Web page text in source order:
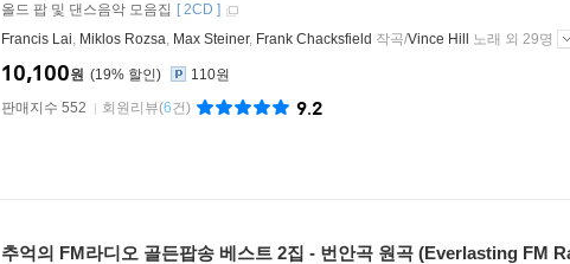
올드 팝 및 댄스음악 모음집 [2CD ]
Francis Lai, Miklos Rozsa, Max Steiner, Frank Chacksfield 작곡/Vince Hill 노래 외 29명
19%
10,100원
110원
판매지수 552
회원리뷰(6건) 9.2
추억의 FM라디오 골든팝송 베스트 2집 - 번안곡 원곡 (Everlasting FM